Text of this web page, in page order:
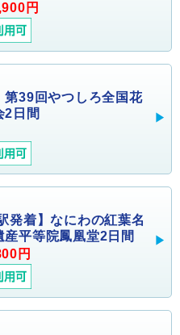
円
第39回やつしろ全国花
2日間
発着】なにわの紅葉名
産平等院鳳凰堂2日間
円